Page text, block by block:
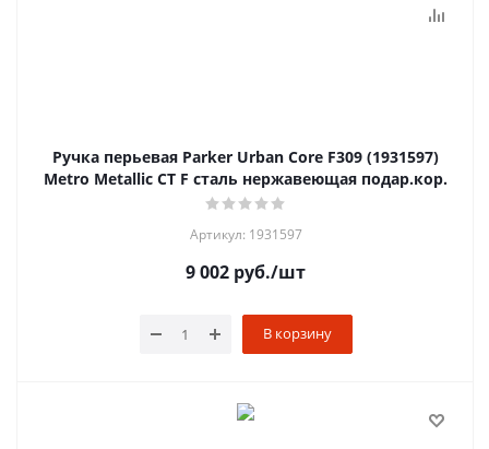
Ручка перьевая Parker Urban Core F309 (1931597)
Metro Metallic CT F сталь нержавеющая подар.кор.
Артикул: 1931597
9 002 руб./шт
В корзину